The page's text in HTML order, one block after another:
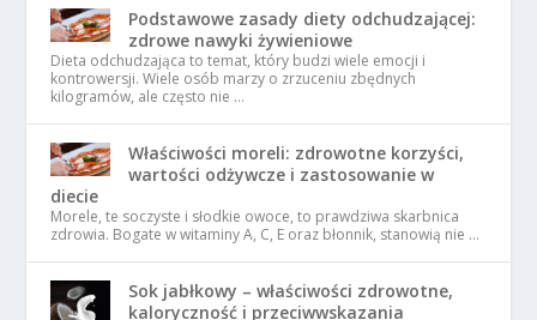
Podstawowe zasady diety odchudzającej:
zdrowe nawyki żywieniowe
Dieta odchudzająca to temat, który budzi wiele emocji i
kontrowersji. Wiele osób marzy o zrzuceniu zbędnych
kilogramów, ale często nie …
Właściwości moreli: zdrowotne korzyści,
wartości odżywcze i zastosowanie w
diecie
Morele, te soczyste i słodkie owoce, to prawdziwa skarbnica
zdrowia. Bogate w witaminy A, C, E oraz błonnik, stanowią nie …
Sok jabłkowy – właściwości zdrowotne,
kaloryczność i przeciwwskazania